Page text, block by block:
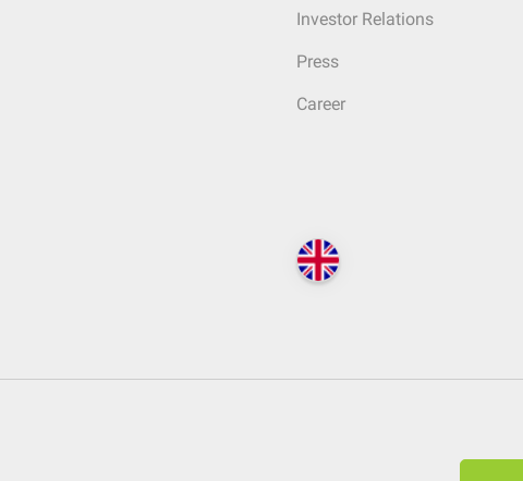
Investor Relations
Press
Career